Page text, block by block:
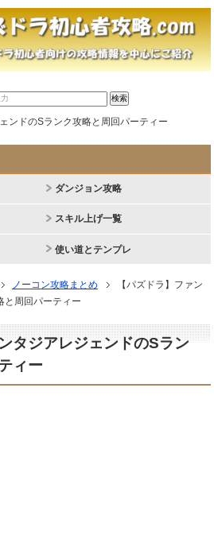
ンドのSランク攻略と周回パーティー
ダンジョン攻略
スキル上げ一覧
使い道とテンプレ
ノーコン攻略まとめ
【パズドラ】ファン
と周回パーティー
タジアレジェンドのSラン
ィー